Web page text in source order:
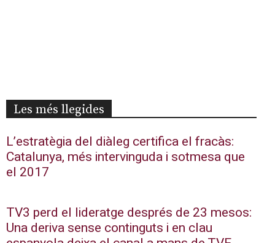
Les més llegides
L’estratègia del diàleg certifica el fracàs:
Catalunya, més intervinguda i sotmesa que
el 2017
TV3 perd el lideratge després de 23 mesos:
Una deriva sense continguts i en clau